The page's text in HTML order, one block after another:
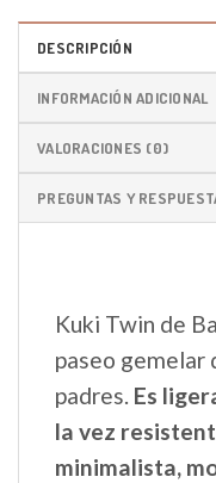
DESCRIPCIÓN
INFORMACIÓN ADICIONAL
VALORACIONES (0)
PREGUNTAS Y
Kuki Twin de
paseo gemelar
padres. Es
la vez
minimalista,